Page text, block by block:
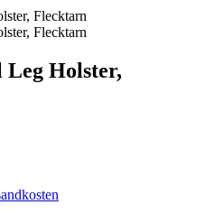
Leg Holster,